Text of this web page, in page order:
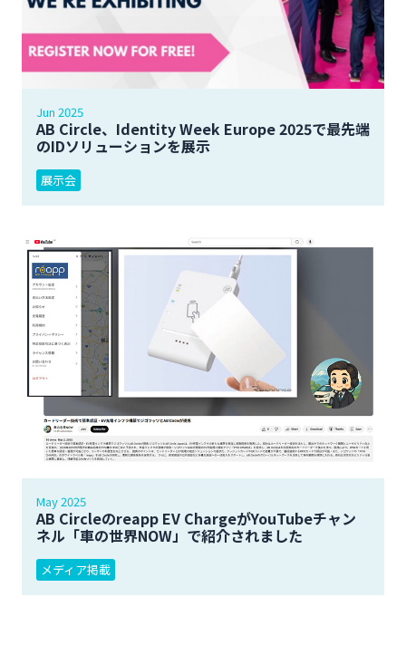
Jun 2025
AB Circle、Identity Week Europe 2025で最先端
のIDソリューションを展示
展示会
May 2025
AB Circleのreapp EV ChargeがYouTubeチャン
ネル「車の世界NOW」で紹介されました
メディア掲載